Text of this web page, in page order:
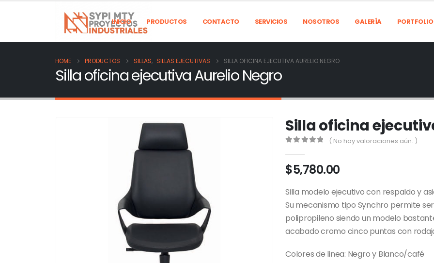
INICIO PRODUCTOS CONTACTO SERVICIOS NOSOTROS GALERÍA PORTFOLIO
HOME PRODUCTOS SILLAS, SILLAS EJECUTIVAS SILLA OFICINA EJECUTIVA AURELIO NEGRO
Silla oficina ejecutiva Aurelio Negro
Silla oficina
( No hay valoraciones aún. )
$5,780.00
Silla modelo ejecutivo con respaldo y
Su mecanismo tipo Synchro permite
polipropileno siendo un modelo
acabado cromo cinco puntas con
Colores de linea: Negro y Blanco/café